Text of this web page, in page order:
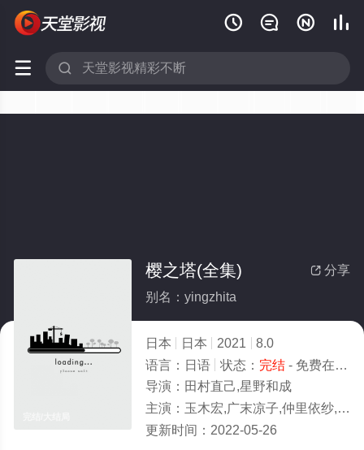
   
 
 分享
樱之塔(全集)
别名：yingzhita
日本 日本 2021
8.0
语言： 日语 状态： 完结- 免费在线观看
导演： 田村直己,星野和成
主演： 玉木宏,广末凉子,仲里依纱,森崎温,桥本润,高冈早纪,光石研,吉田钢太郎
更新时间： 2022-05-26